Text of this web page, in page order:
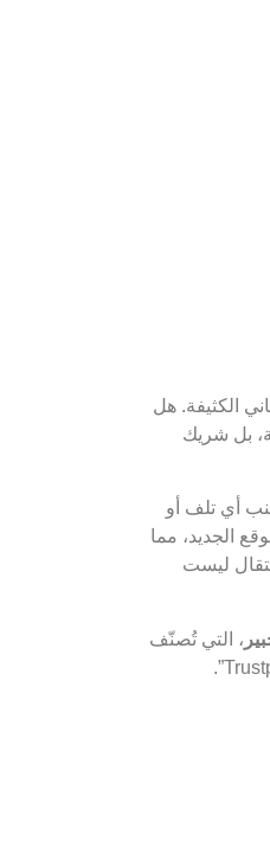
الكثيفة. هل
بل شريك
أي تلف أو
الجديد، مما
ليست
، التي تُصنّف